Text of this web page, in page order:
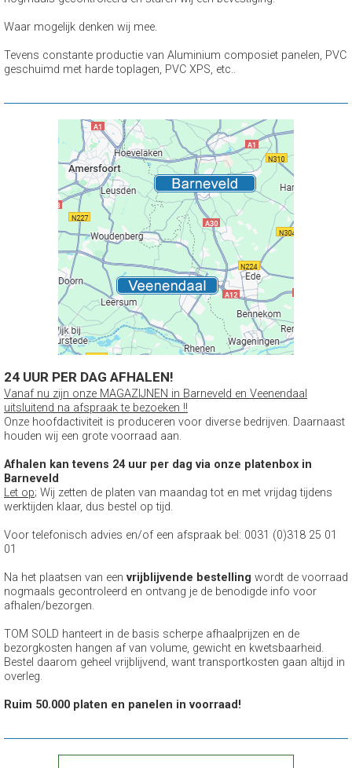
Waar mogelijk denken wij mee.
Tevens constante productie van Aluminium composiet panelen, PVC
geschuimd met harde toplagen, PVC XPS, etc..
24 UUR PER DAG AFHALEN!
Vanaf nu zijn onze MAGAZIJNEN in Barneveld en Veenendaal
uitsluitend na afspraak te bezoeken !!
Onze hoofdactiviteit is produceren voor diverse bedrijven. Daarnaast
houden wij een grote voorraad aan.
Afhalen kan tevens 24 uur per dag via onze platenbox in
Barneveld
Let op; Wij zetten de platen van maandag tot en met vrijdag tijdens
werktijden klaar, dus bestel op tijd.
Voor telefonisch advies en/of een afspraak bel: 0031 (0)318 25 01
01
Na het plaatsen van een vrijblijvende bestelling wordt de voorraad
nogmaals gecontroleerd en ontvang je de benodigde info voor
afhalen/bezorgen.
TOM SOLD hanteert in de basis scherpe afhaalprijzen en de
bezorgkosten hangen af van volume, gewicht en kwetsbaarheid.
Bestel daarom geheel vrijblijvend, want transportkosten gaan altijd in
overleg.
Ruim 50.000 platen en panelen in voorraad!